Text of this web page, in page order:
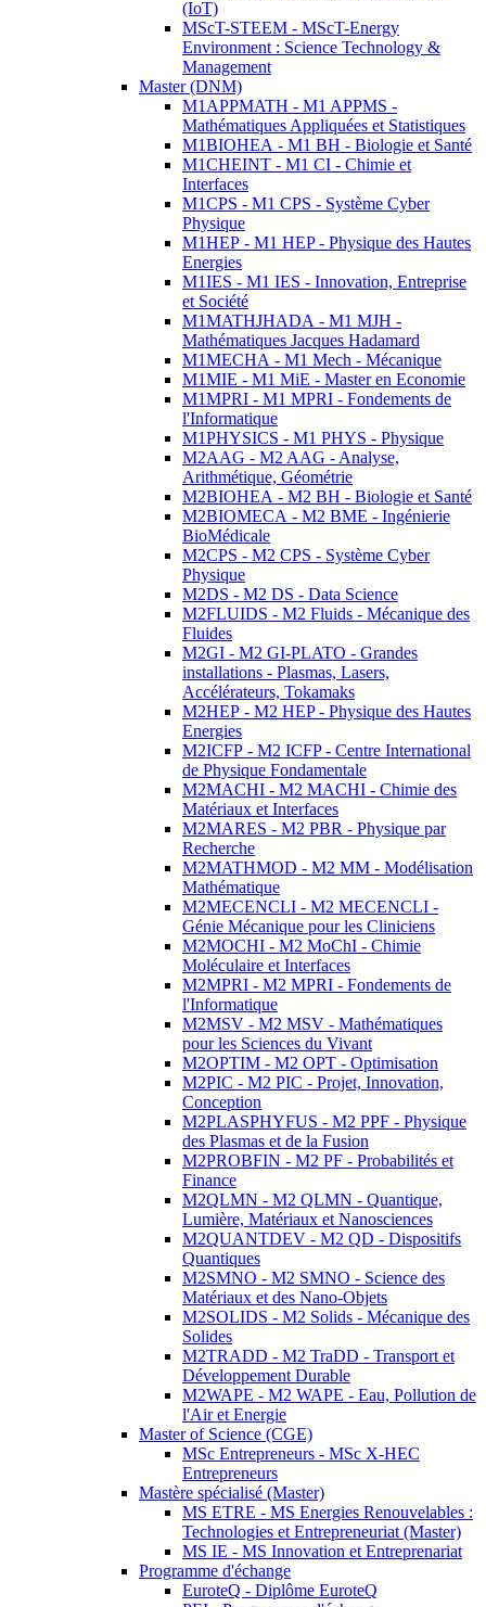
(IoT)
MScT-STEEM - MScT-Energy
Environment : Science Technology &
Management
Master (DNM)
M1APPMATH - M1 APPMS -
Mathématiques Appliquées et Statistiques
M1BIOHEA - M1 BH - Biologie et Santé
M1CHEINT - M1 CI - Chimie et
Interfaces
M1CPS - M1 CPS - Système Cyber
Physique
M1HEP - M1 HEP - Physique des Hautes
Energies
M1IES - M1 IES - Innovation, Entreprise
et Société
M1MATHJHADA - M1 MJH -
Mathématiques Jacques Hadamard
M1MECHA - M1 Mech - Mécanique
M1MIE - M1 MiE - Master en Economie
M1MPRI - M1 MPRI - Fondements de
l'Informatique
M1PHYSICS - M1 PHYS - Physique
M2AAG - M2 AAG - Analyse,
Arithmétique, Géométrie
M2BIOHEA - M2 BH - Biologie et Santé
M2BIOMECA - M2 BME - Ingénierie
BioMédicale
M2CPS - M2 CPS - Système Cyber
Physique
M2DS - M2 DS - Data Science
M2FLUIDS - M2 Fluids - Mécanique des
Fluides
M2GI - M2 GI-PLATO - Grandes
installations - Plasmas, Lasers,
Accélérateurs, Tokamaks
M2HEP - M2 HEP - Physique des Hautes
Energies
M2ICFP - M2 ICFP - Centre International
de Physique Fondamentale
M2MACHI - M2 MACHI - Chimie des
Matériaux et Interfaces
M2MARES - M2 PBR - Physique par
Recherche
M2MATHMOD - M2 MM - Modélisation
Mathématique
M2MECENCLI - M2 MECENCLI -
Génie Mécanique pour les Cliniciens
M2MOCHI - M2 MoChI - Chimie
Moléculaire et Interfaces
M2MPRI - M2 MPRI - Fondements de
l'Informatique
M2MSV - M2 MSV - Mathématiques
pour les Sciences du Vivant
M2OPTIM - M2 OPT - Optimisation
M2PIC - M2 PIC - Projet, Innovation,
Conception
M2PLASPHYFUS - M2 PPF - Physique
des Plasmas et de la Fusion
M2PROBFIN - M2 PF - Probabilités et
Finance
M2QLMN - M2 QLMN - Quantique,
Lumière, Matériaux et Nanosciences
M2QUANTDEV - M2 QD - Dispositifs
Quantiques
M2SMNO - M2 SMNO - Science des
Matériaux et des Nano-Objets
M2SOLIDS - M2 Solids - Mécanique des
Solides
M2TRADD - M2 TraDD - Transport et
Développement Durable
M2WAPE - M2 WAPE - Eau, Pollution de
l'Air et Energie
Master of Science (CGE)
MSc Entrepreneurs - MSc X-HEC
Entrepreneurs
Mastère spécialisé (Master)
MS ETRE - MS Energies Renouvelables :
Technologies et Entrepreneuriat (Master)
MS IE - MS Innovation et Entreprenariat
Programme d'échange
EuroteQ - Diplôme EuroteQ